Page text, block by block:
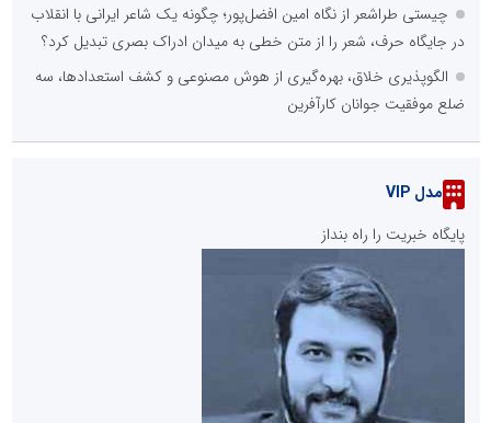
چیستی طراشعر از نگاه امین افضل‌پور؛ چگونه یک شاعر ایرانی با انقلاب
در جایگاه حرف، شعر را از متن خطی به میدان ادراک بصری تبدیل کرد؟
الگوپذیری خلاق، بهره‌گیری از هوش مصنوعی و کشف استعدادها، سه
ضلع موفقیت جوانان کارآفرین
مدل VIP
پایگاه خبریت را راه بنداز